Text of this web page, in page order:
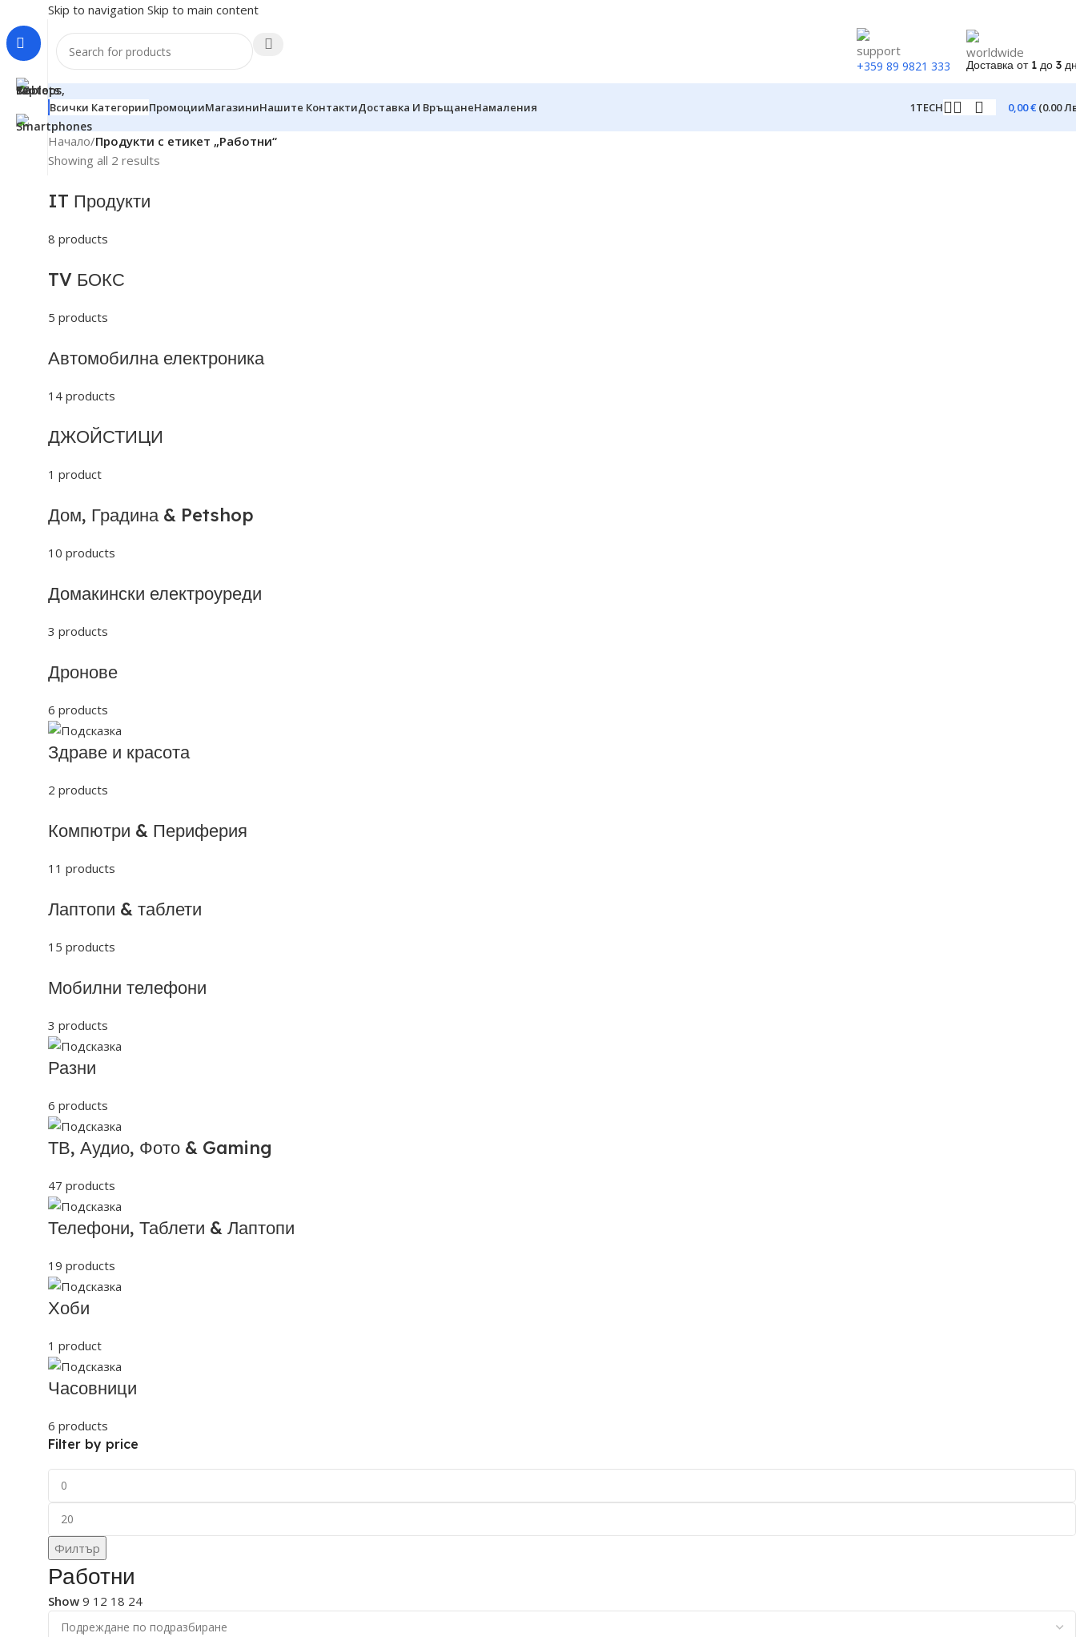
Skip to navigation Skip to main content
+359 89 9821 333 Доставка от 1 до 3
Всички КатегорииПромоцииМагазиниНашите КонтактиДоставка И ВръщанеНамаления 1TECH 0,00€ (0.00
Начало/Продукти с етикет „Работни“
Showing all 2 results
IT Продукти
8 products
TV БОКС
5 products
Автомобилна електроника
14 products
ДЖОЙСТИЦИ
1 product
Дом, Градина & Petshop
10 products
Домакински електроуреди
3 products
Дронове
6 products
Здраве и красота
2 products
Компютри & Периферия
11 products
Лаптопи & таблети
15 products
Мобилни телефони
3 products
Разни
6 products
ТВ, Аудио, Фото & Gaming
47 products
Телефони, Таблети & Лаптопи
19 products
Хоби
1 product
Часовници
6 products
Filter by price
Филтър
Работни
Show 9 12 18 24